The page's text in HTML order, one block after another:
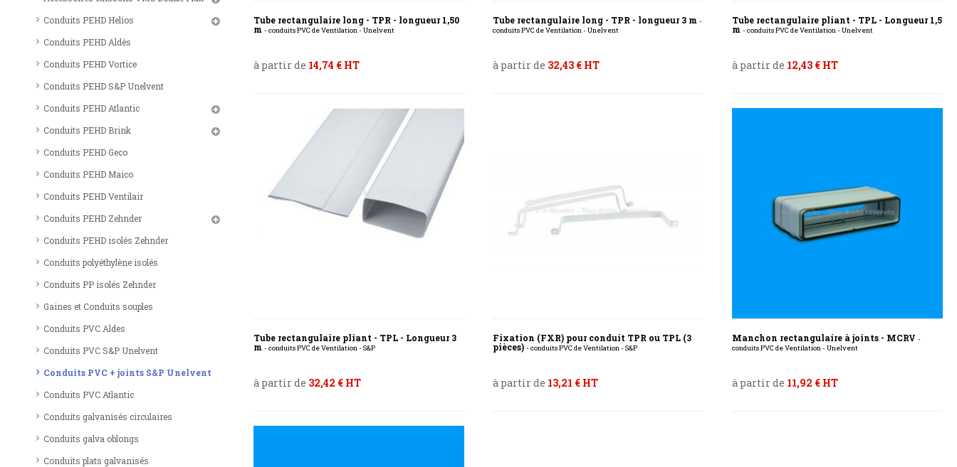
Conduits PEHD Helios
Conduits PEHD Aldès
Conduits PEHD Vortice
Conduits PEHD S&P Unelvent
Conduits PEHD Atlantic
Conduits PEHD Brink
Conduits PEHD Geco
Conduits PEHD Maico
Conduits PEHD Ventilair
Conduits PEHD Zehnder
Conduits PEHD isolés Zehnder
Conduits polyéthylène isolés
Conduits PP isolés Zehnder
Gaines et Conduits souples
Conduits PVC Aldes
Conduits PVC S&P Unelvent
Conduits PVC + joints S&P Unelvent
Conduits PVC Atlantic
Conduits galvanisés circulaires
Conduits galva oblongs
Conduits plats galvanisés
Tube rectangulaire long - TPR - longueur 1,50
m - conduits PVC de Ventilation - Unelvent
à partir de 14,74 € HT
Tube rectangulaire long - TPR - longueur 3 m -
conduits PVC de Ventilation - Unelvent
à partir de 32,43 € HT
Tube rectangulaire pliant - TPL - Longueur 1,5
m - conduits PVC de Ventilation - Unelvent
à partir de 12,43 € HT
Tube rectangulaire pliant - TPL - Longueur 3
m - conduits PVC de Ventilation - S&P
à partir de 32,42 € HT
Fixation (FXR) pour conduit TPR ou TPL (3
pièces) - conduits PVC de Ventilation - S&P
à partir de 13,21 € HT
Manchon rectangulaire à joints - MCRV -
conduits PVC de Ventilation - Unelvent
à partir de 11,92 € HT